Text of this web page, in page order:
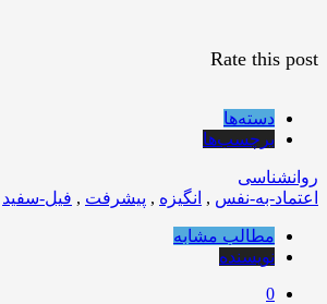
Rate this post
دسته‌ها
برچسب‌ها
روانشناسی
اعتماد-به-نفس , انگیزه , پیشرفت , فیل-سفید
مطالب مشابه
نویسنده
0